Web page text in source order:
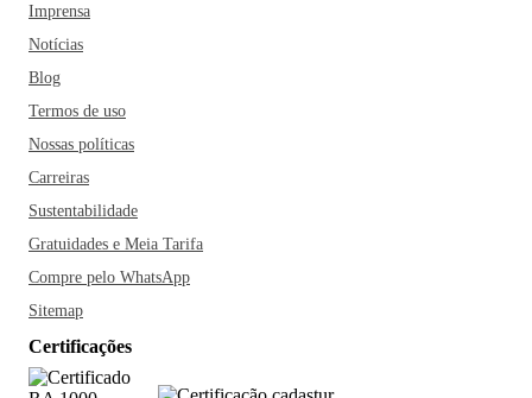
Imprensa
Notícias
Blog
Termos de uso
Nossas políticas
Carreiras
Sustentabilidade
Gratuidades e Meia Tarifa
Compre pelo WhatsApp
Sitemap
Certificações